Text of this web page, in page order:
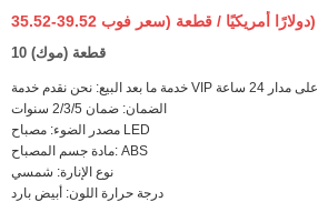
الفيضانات 1000 قطعة الأسهم
35.52-39.52 دولارًا أمريكيًا / قطعة (سعر فوب)
10 قطعة (موك)
خدمة ما بعد البيع: نحن نقدم خدمة VIP على مدار 24 ساعة
الضمان: ضمان 2/3/5 سنوات
مصدر الضوء: مصباح LED
مادة جسم المصباح: ABS
نوع الإنارة: شمسي
درجة حرارة اللون: أبيض بارد